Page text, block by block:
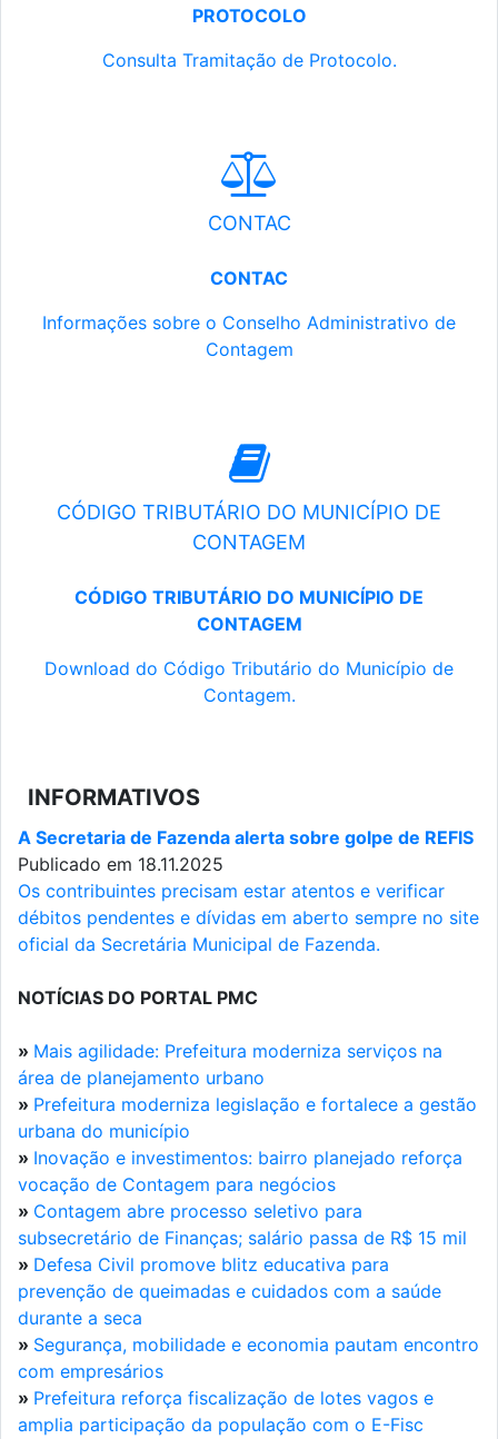
PROTOCOLO
Consulta Tramitação de Protocolo.
CONTAC
CONTAC
Informações sobre o Conselho Administrativo de
Contagem
CÓDIGO TRIBUTÁRIO DO MUNICÍPIO DE
CONTAGEM
CÓDIGO TRIBUTÁRIO DO MUNICÍPIO DE
CONTAGEM
Download do Código Tributário do Município de
Contagem.
INFORMATIVOS
A Secretaria de Fazenda alerta sobre golpe de REFIS
Publicado em 18.11.2025
Os contribuintes precisam estar atentos e verificar
débitos pendentes e dívidas em aberto sempre no site
oficial da Secretária Municipal de Fazenda.
NOTÍCIAS DO PORTAL PMC
» Mais agilidade: Prefeitura moderniza serviços na
área de planejamento urbano
» Prefeitura moderniza legislação e fortalece a gestão
urbana do município
» Inovação e investimentos: bairro planejado reforça
vocação de Contagem para negócios
» Contagem abre processo seletivo para
subsecretário de Finanças; salário passa de R$ 15 mil
» Defesa Civil promove blitz educativa para
prevenção de queimadas e cuidados com a saúde
durante a seca
» Segurança, mobilidade e economia pautam encontro
com empresários
» Prefeitura reforça fiscalização de lotes vagos e
amplia participação da população com o E-Fisc